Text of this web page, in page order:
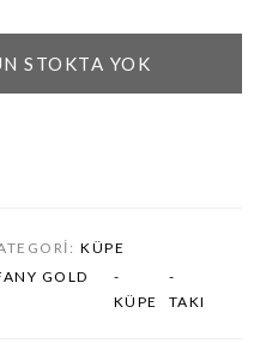
STOKTA YOK
KÜPE
GOLD
-
KÜPE
-
TAKI